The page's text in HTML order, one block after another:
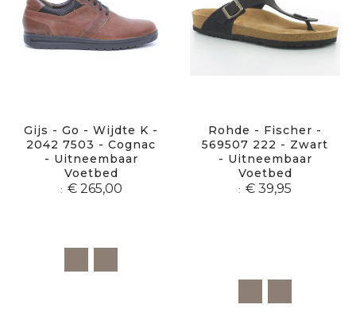
Gijs - Go - Wijdte K -
2042 7503 - Cognac
- Uitneembaar
Voetbed
€ 265,00
Rohde - Fischer -
569507 222 - Zwart
- Uitneembaar
Voetbed
€ 39,95